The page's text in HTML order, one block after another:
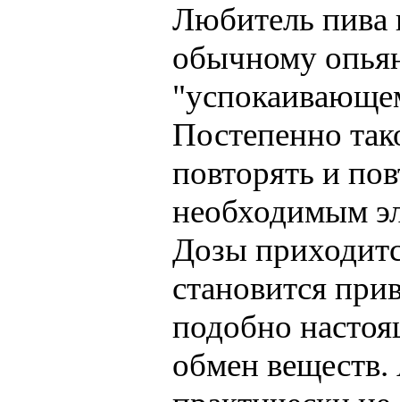
Любитель пива
обычному
Постепенно
повторять и
необходимым
Дозы
становится
подобно
обмен веществ.